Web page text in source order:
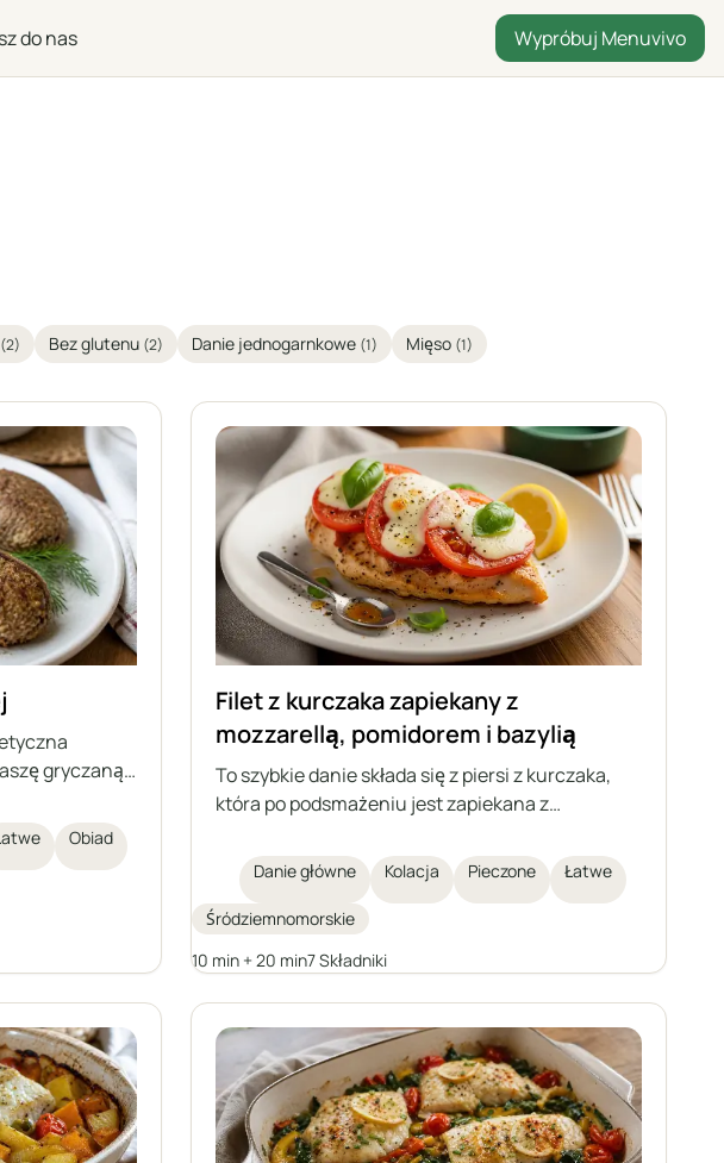
do nas Wypróbuj Menuvivo
(2) Bez glutenu (2) Danie jednogarnkowe (1) Mięso (1)
gryczaną z
smażone,
oraz
danie,
Obiad
Filet z kurczaka zapiekany z
mozzarellą, pomidorem i bazylią
To szybkie danie składa się z piersi z kurczaka,
która po podsmażeniu jest zapiekana z
lekkie i sycące – świetny wybór na lunch lub
obiad.
Danie główne Kolacja Pieczone Łatwe
Śródziemnomorskie
10 min + 20 min7 Składniki